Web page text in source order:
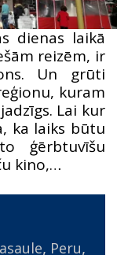
dienas laikā
reizēm, ir
Un grūti
kuram
Lai kur
ka laiks būtu
ģērbtuvīšu
kino,…
, Peru,